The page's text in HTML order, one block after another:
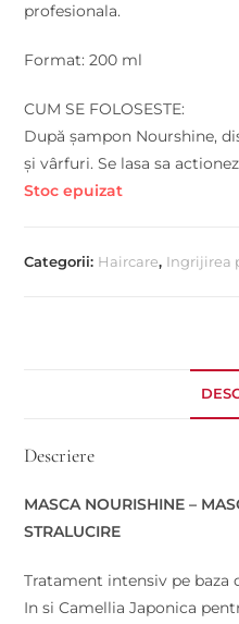
profesionala.
Format: 200 ml
CUM SE FOLOSESTE:
După șampon Nourshine,
și vârfuri. Se lasa sa
Stoc epuizat
Categorii: Haircare, Ingrijirea
Descriere
MASCA NOURISHINE –
STRALUCIRE
Tratament intensiv pe baza
In si Camellia Japonica